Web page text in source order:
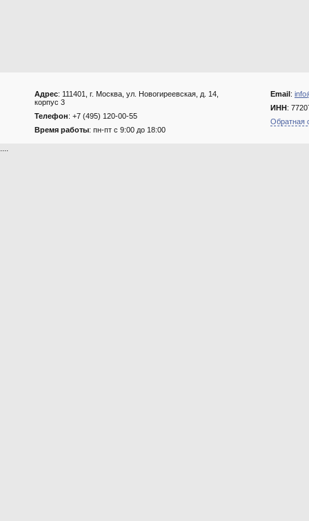
Адрес: 111401, г. Москва, ул. Новогиреевская, д. 14,
корпус 3
Телефон: +7 (495) 120-00-55
Время работы: пн-пт с 9:00 до 18:00
Email:
ИНН:
Обратная
....